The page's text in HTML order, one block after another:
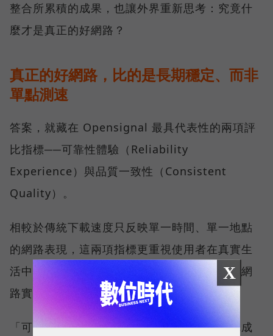
整合所累積的成果，也讓外界重新思考：究竟什
麼才是真正的好網路？
真正的好網路，比的是長期穩定、而非
單點測速
答案，就藏在 Opensignal 最具代表性的兩項評
比指標──可靠性體驗（Reliability
Experience）與品質一致性（Consistent
Quality）。
相較於傳統下載速度只反映單一時間、單一地點
的網路表現，這兩項指標更重視使用者在真實生
活中的整體體驗，因此也是最能反映電信業者網
路實力、最難取得的獎項。
「可靠性體驗」衡量的是使用者是否能順利完成
X